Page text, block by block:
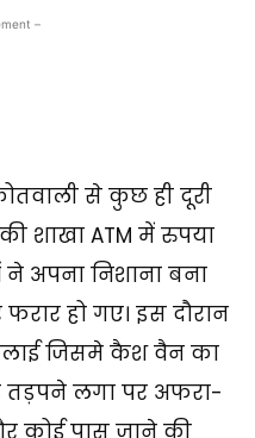
–
से कुछ ही दूरी
शाखा ATM में रुपया
अपना निशाना बना
हो गए। इस दौरान
जिसमे कैश वैन का
तड़पने लगा पर अफरा-
कोई पास जाने की